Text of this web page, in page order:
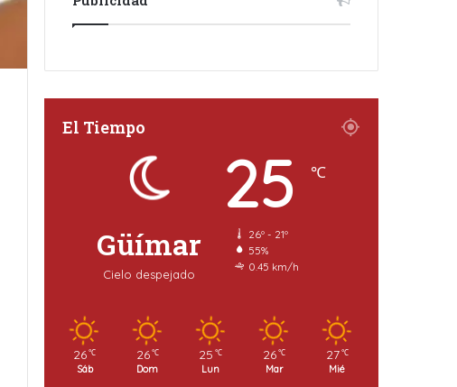
El Tiempo
Güímar
Cielo despejado
25 ℃
26º - 21º
55%
0.45 km/h
26 ℃
Sáb
26 ℃
Dom
25 ℃
Lun
26 ℃
Mar
27 ℃
Mié